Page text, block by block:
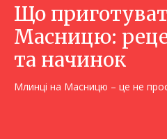
Що
Масницю:
та начинок
Млинці на Масницю – це не